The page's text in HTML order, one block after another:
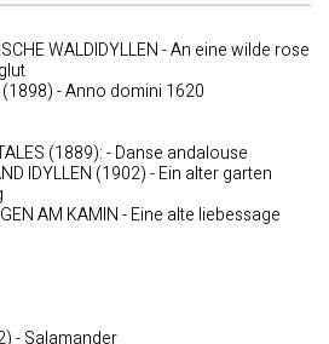
WALDIDYLLEN - An eine wilde rose
(1898) - Anno domini 1620
(1889): - Danse andalouse
IDYLLEN (1902) - Ein alter garten
AM KAMIN - Eine alte liebessage
- Salamander